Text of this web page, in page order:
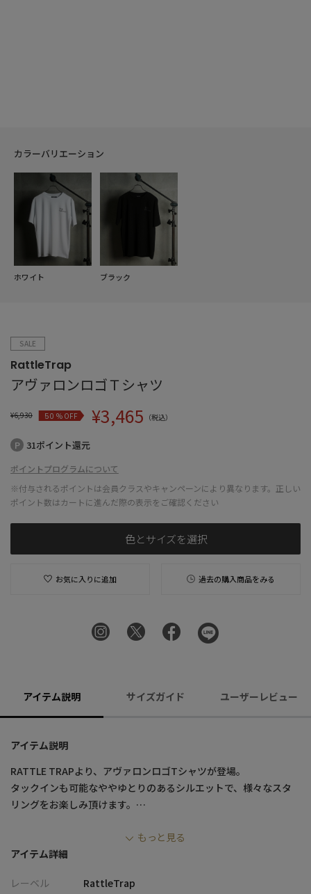
カラーバリエーション
ホワイト ブラック
SALE
RattleTrap
アヴァロンロゴＴシャツ
¥6,930 50% OFF ¥3,465 （税込）
31ポイント還元
ポイントプログラムについて
※付与されるポイントは会員クラスやキャンペーンにより異なります。正しい
ポイント数はカートに進んだ際の表示をご確認ください
色とサイズを選択
お気に入りに追加 過去の購入商品をみる
アイテム説明 サイズガイド ユーザーレビュー
アイテム説明
RATTLE TRAPより、アヴァロンロゴTシャツが登場。
タックインも可能なややゆとりのあるシルエットで、様々なスタ
リングをお楽しみ頂けます。
カラーは使い勝手抜群のホワイトとブラックのモノトーンカラー
を用意。
ポリウレタン5%の混合素材を採用。
もっと見る
アイテム詳細
レーベル
RattleTrap